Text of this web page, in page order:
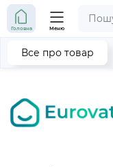
Головна Меню
Все про товар